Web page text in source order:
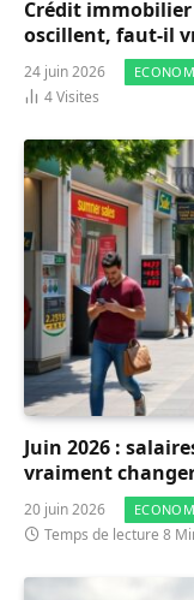
Crédit
oscillent, faut-il
24 juin 2026
4Visites
Juin 2026 :
vraiment
20 juin 2026
Temps de lecture 8